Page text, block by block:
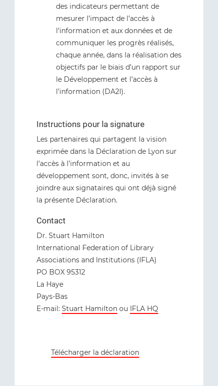
des indicateurs permettant de
mesurer l’impact de l’accès à
l’information et aux données et de
communiquer les progrès réalisés,
chaque année, dans la réalisation des
objectifs par le biais d’un rapport sur
le Développement et l’accès à
l’information (DA2I).
Instructions pour la signature
Les partenaires qui partagent la vision
exprimée dans la Déclaration de Lyon sur
l’accès à l’information et au
développement sont, donc, invités à se
joindre aux signataires qui ont déjà signé
la présente Déclaration.
Contact
Dr. Stuart Hamilton
International Federation of Library
Associations and Institutions (IFLA)
PO BOX 95312
La Haye
Pays-Bas
E-mail: Stuart Hamilton ou IFLA HQ
Télécharger la déclaration